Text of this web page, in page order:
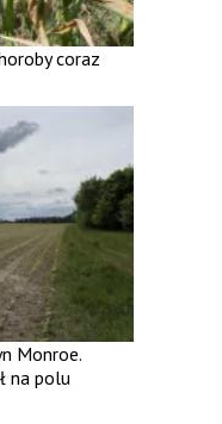
coraz
Monroe.
na polu